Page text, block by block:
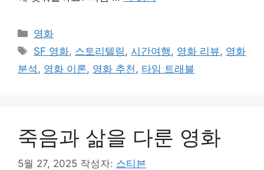
카
테
리
영화
태
그
SF 영화, 스토리텔링,시간여행, 영화 리뷰, 영화
분석, 영화 이론, 영화 추천, 타임 트래블
죽음과 삶을 다룬 영화
5월 27, 2025 작성자: 스티븐